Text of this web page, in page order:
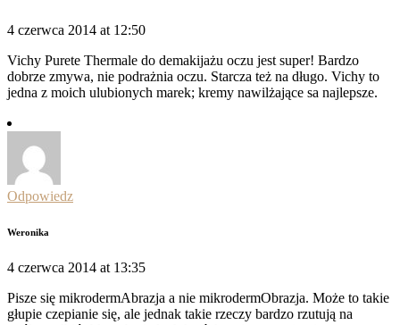
4 czerwca 2014 at 12:50
Vichy Purete Thermale do demakijażu oczu jest super! Bardzo
dobrze zmywa, nie podrażnia oczu. Starcza też na długo. Vichy to
jedna z moich ulubionych marek; kremy nawilżające sa najlepsze.
Odpowiedz
Weronika
4 czerwca 2014 at 13:35
Pisze się mikrodermAbrazja a nie mikrodermObrazja. Może to takie
głupie czepianie się, ale jednak takie rzeczy bardzo rzutują na